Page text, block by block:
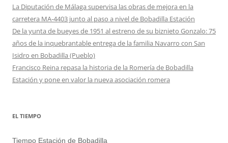
La Diputación de Málaga supervisa las obras de mejora en la
carretera MA-4403 junto al paso a nivel de Bobadilla Estación
De la yunta de bueyes de 1951 al estreno de su biznieto Gonzalo: 75
años de la inquebrantable entrega de la familia Navarro con San
Isidro en Bobadilla (Pueblo)
Francisco Reina repasa la historia de la Romería de Bobadilla
Estación y pone en valor la nueva asociación romera
EL TIEMPO
Tiempo Estación de Bobadilla